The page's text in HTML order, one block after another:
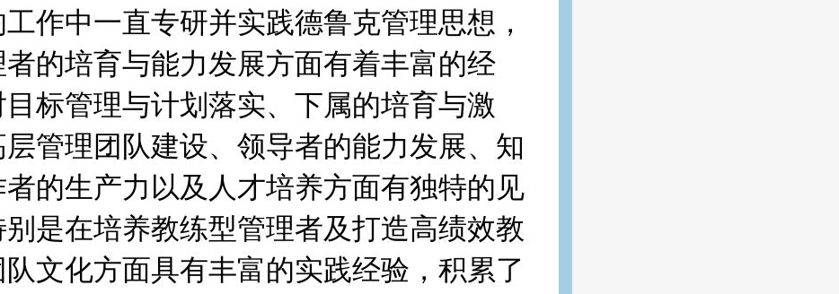
工作中一直专研并实践德鲁克管理思想，
的培育与能力发展方面有着丰富的经
标管理与计划落实、下属的培育与激
层管理团队建设、领导者的能力发展、知
的生产力以及人才培养方面有独特的见
是在培养教练型管理者及打造高绩效教
文化方面具有丰富的实践经验，积累了